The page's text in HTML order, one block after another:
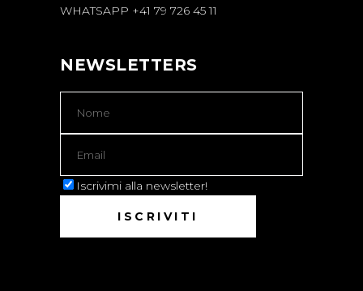
WHATSAPP +41 79 726 45 11
NEWSLETTERS
Iscrivimi alla newsletter!